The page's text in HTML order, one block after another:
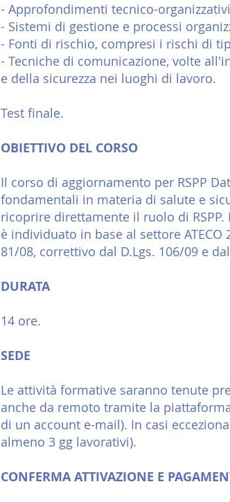
- Approfondimenti tecnico-
- Sistemi di gestione e processi
- Fonti di rischio, compresi i rischi di
- Tecniche di comunicazione, volte
e della sicurezza nei luoghi di lavoro.
Test finale.
OBIETTIVO DEL CORSO
Il corso di aggiornamento per RSPP
fondamentali in materia di salute e
ricoprire direttamente il ruolo di
è individuato in base al settore
81/08, correttivo dal D.Lgs. 106/09 e
DURATA
14 ore.
SEDE
Le attività formative saranno tenute
anche da remoto tramite la
di un account e-mail). In casi
almeno 3 gg lavorativi).
CONFERMA ATTIVAZIONE E